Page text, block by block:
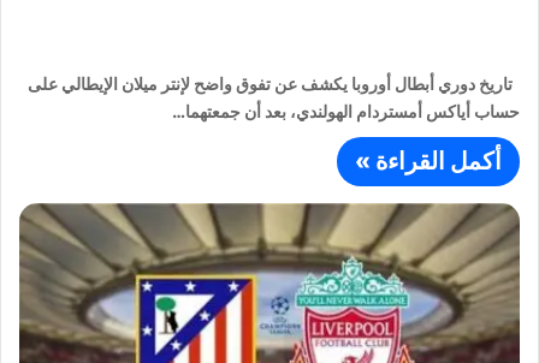
تاريخ دوري أبطال أوروبا يكشف عن تفوق واضح لإنتر ميلان الإيطالي على
حساب أياكس أمستردام الهولندي، بعد أن جمعتهما…
أكمل القراءة »